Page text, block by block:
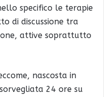
specifico le terapie
di discussione tra
attive soprattutto
nascosta in
24 ore su